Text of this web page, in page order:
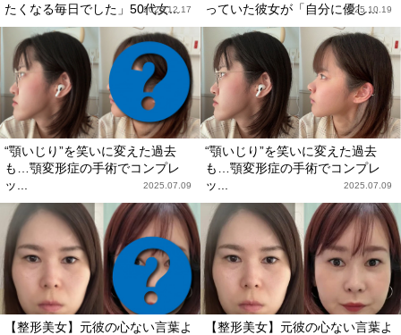
たくなる毎日でした」50代女...
2025.12.17
っていた彼女が「自分に優し...
2025.10.19
“顎いじり”を笑いに変えた過去
も…顎変形症の手術でコンプレ
ッ...
2025.07.09
“顎いじり”を笑いに変えた過去
も…顎変形症の手術でコンプレ
ッ...
2025.07.09
【整形美女】元彼の心ない言葉よ
【整形美女】元彼の心ない言葉よ